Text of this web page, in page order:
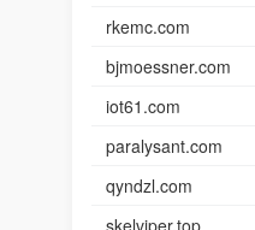
rkemc.com
bjmoessner.com
iot61.com
paralysant.com
qyndzl.com
skelviper.top